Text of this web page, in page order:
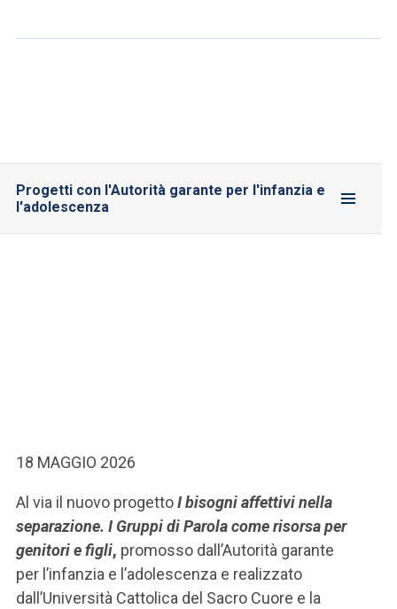
Progetti con l'Autorità garante per l'infanzia e
l'adolescenza
18 MAGGIO 2026
Al via il nuovo progettoI bisogni affettivi nella
separazione. I Gruppi di Parola come risorsa per
genitori e figli, promosso dall’Autorità garante
per l’infanzia e l’adolescenza e realizzato
dall’Università Cattolica del Sacro Cuore e la